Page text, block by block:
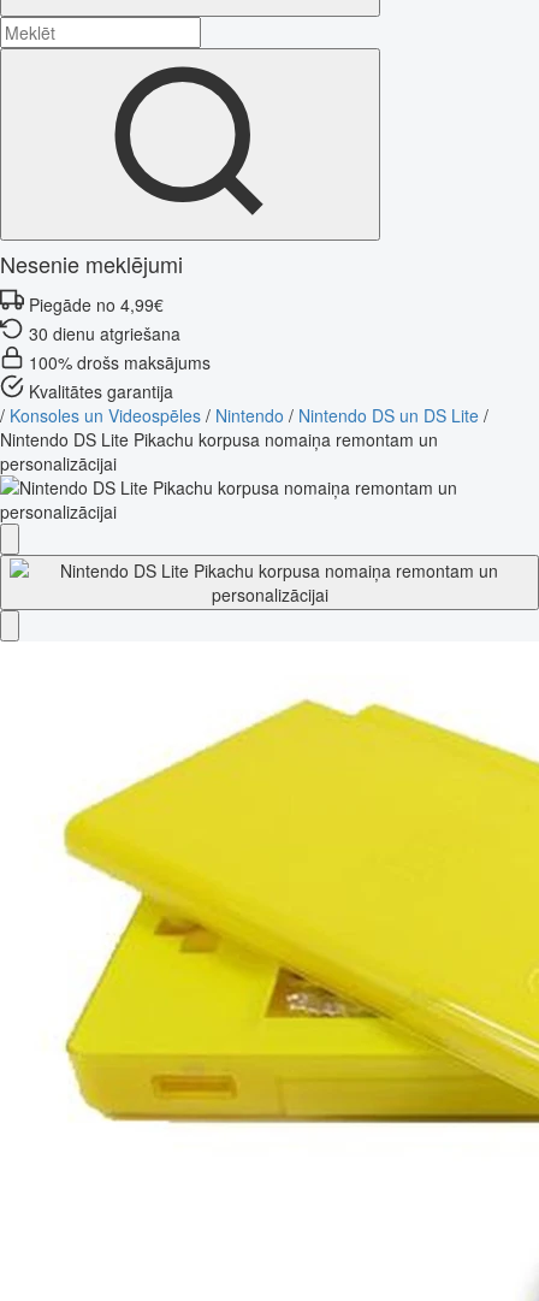
Nesenie meklējumi
Piegāde no 4,99€
30 dienu atgriešana
100% drošs maksājums
Kvalitātes garantija
/ Konsoles un Videospēles / Nintendo / Nintendo DS un DS Lite /
Nintendo DS Lite Pikachu korpusa nomaiņa remontam un
personalizācijai